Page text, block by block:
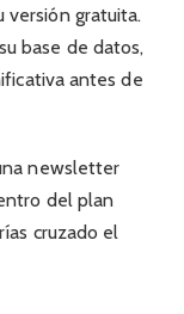
versión gratuita.
base de datos,
antes de
newsletter
del plan
cruzado el